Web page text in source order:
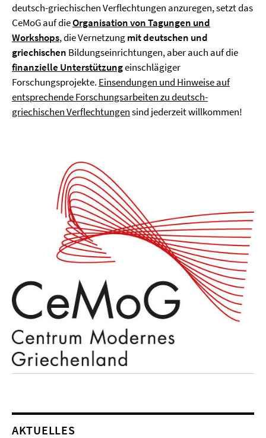
deutsch-griechischen Verflechtungen anzuregen, setzt das
CeMoG auf dieOrganisation von Tagungen und
Workshops, die Vernetzungmit deutschen und
griechischen Bildungseinrichtungen, aber auch auf die
finanzielle Unterstützungeinschlägiger
Forschungsprojekte. Einsendungen und Hinweise auf
entsprechende Forschungsarbeiten zu deutsch-
griechischen Verflechtungensind jederzeit willkommen!
AKTUELLES